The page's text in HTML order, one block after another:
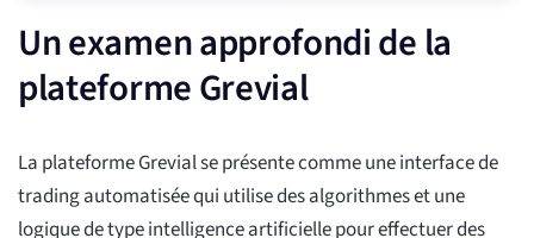
Un examen approfondi de la
plateforme Grevial
La plateforme Grevial se présente comme une interface de
trading automatisée qui utilise des algorithmes et une
logique de type intelligence artificielle pour effectuer des